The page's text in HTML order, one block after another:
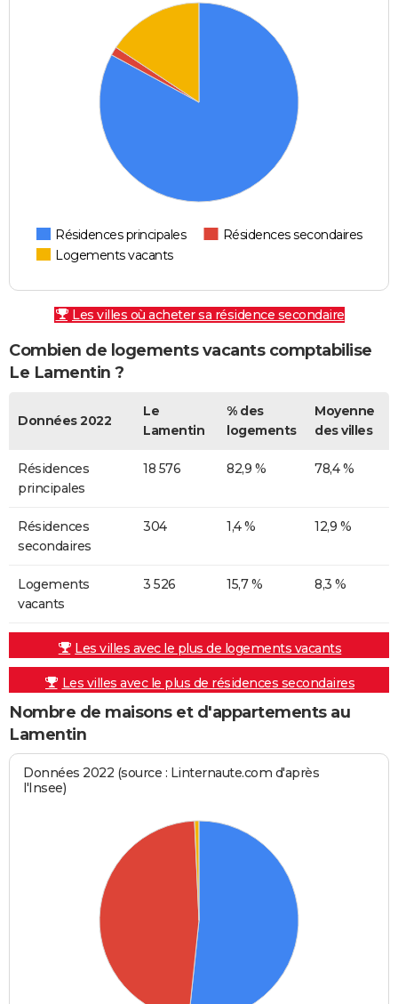
Résidences principales
Résidences secondaires
Logements vacants
Les villes où acheter sa résidence secondaire
Combien de logements vacants comptabilise
Le Lamentin ?
Données 2022
Le
Lamentin
% des
logements
Moyenne
des villes
Résidences
principales
18 576 82,9 % 78,4 %
Résidences
secondaires
304 1,4 % 12,9 %
Logements
vacants
3 526 15,7 % 8,3 %
Les villes avec le plus de logements vacants
Les villes avec le plus de résidences secondaires
Nombre de maisons et d'appartements au
Lamentin
Données 2022 (source : Linternaute.com d'après
l'Insee)